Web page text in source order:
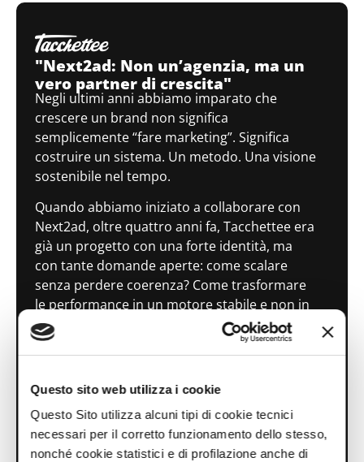
Questo sito web utilizza i cookie
Questo Sito utilizza alcuni tipi di cookie tecnici
necessari per il corretto funzionamento dello stesso,
nonché cookie statistici e di profilazione anche di
"Next2ad: Non un’agenzia, ma un
vero partner di crescita"
Negli ultimi anni abbiamo imparato che
crescere un brand non significa
semplicemente “fare marketing”. Significa
costruire un sistema. Un metodo. Una visione
sostenibile nel tempo.
Quando abbiamo iniziato a collaborare con
Next2ad, oltre quattro anni fa, Tacchettee era
già un progetto con una forte identità, ma
con tante domande aperte: come scalare
senza perdere coerenza? Come trasformare
le performance in un motore stabile e non in
picchi occasionali? Come leggere davvero i
numeri, senza subirli?
domande.
Fin dal primo momento, ciò che ci ha colpito
non è stata solo la competenza tecnica — che